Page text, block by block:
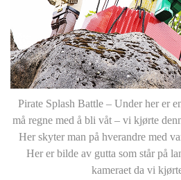
Pirate Splash Battle – Under her er
må regne med å bli våt – vi kjørte
Her skyter man på hverandre med
Her er bilde av gutta som står på
kameraet da vi